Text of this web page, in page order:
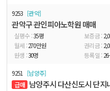
9253 관악
관악구 관인피아노학원 매매
35평
270만원
30명
9251
남양주
급매 남양주시 다산신도시 단지